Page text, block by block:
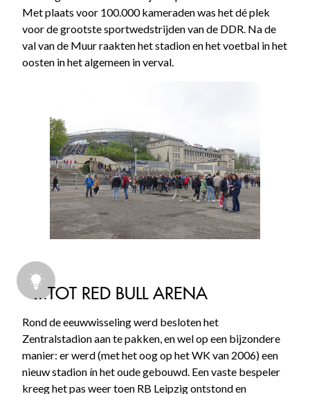
Met plaats voor 100.000 kameraden was het dé plek
voor de grootste sportwedstrijden van de DDR. Na de
val van de Muur raakten het stadion en het voetbal in het
oosten in het algemeen in verval.
...TOT RED BULL ARENA
Rond de eeuwwisseling werd besloten het
Zentralstadion aan te pakken, en wel op een bijzondere
manier: er werd (met het oog op het WK van 2006) een
nieuw stadion ín het oude gebouwd. Een vaste bespeler
kreeg het pas weer toen RB Leipzig ontstond en